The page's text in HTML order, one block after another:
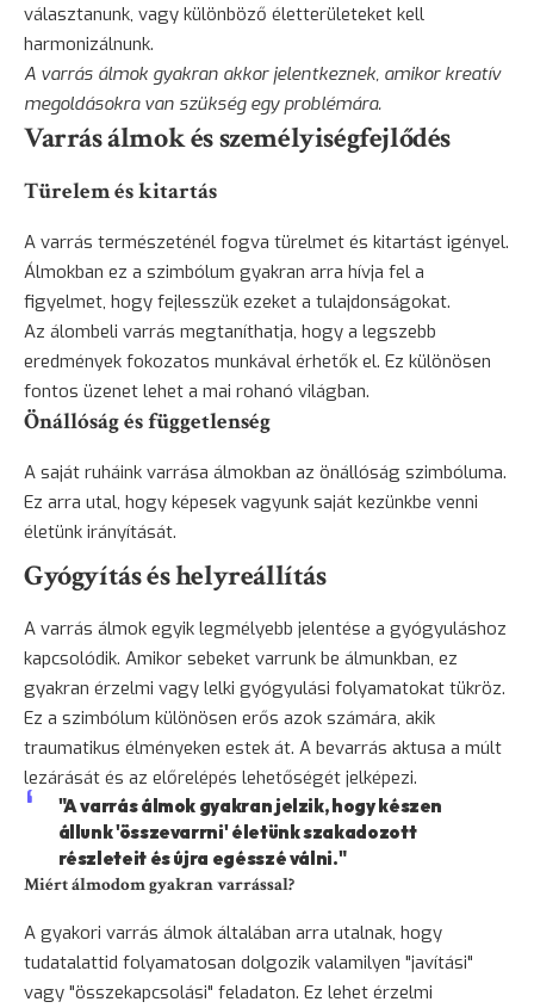
választanunk, vagy különböző életterületeket kell
harmonizálnunk.
A varrás álmok gyakran akkor jelentkeznek, amikor kreatív
megoldásokra van szükség egy problémára.
Varrás álmok és személyiségfejlődés
Türelem és kitartás
A varrás természeténél fogva türelmet és kitartást igényel.
Álmokban ez a szimbólum gyakran arra hívja fel a
figyelmet, hogy fejlesszük ezeket a tulajdonságokat.
Az álombeli varrás megtaníthatja, hogy a legszebb
eredmények fokozatos munkával érhetők el. Ez különösen
fontos üzenet lehet a mai rohanó világban.
Önállóság és függetlenség
A saját ruháink varrása álmokban az önállóság szimbóluma.
Ez arra utal, hogy képesek vagyunk saját kezünkbe venni
életünk irányítását.
Gyógyítás és helyreállítás
A varrás álmok egyik legmélyebb jelentése a gyógyuláshoz
kapcsolódik. Amikor sebeket varrunk be álmunkban, ez
gyakran érzelmi vagy lelki gyógyulási folyamatokat tükröz.
Ez a szimbólum különösen erős azok számára, akik
traumatikus élményeken estek át. A bevarrás aktusa a múlt
lezárását és az előrelépés lehetőségét jelképezi.
"A varrás álmok gyakran jelzik, hogy készen
állunk 'összevarrni' életünk szakadozott
részleteit és újra egésszé válni."
Miért álmodom gyakran varrással?
A gyakori varrás álmok általában arra utalnak, hogy
tudatalattid folyamatosan dolgozik valamilyen "javítási"
vagy "összekapcsolási" feladaton. Ez lehet érzelmi